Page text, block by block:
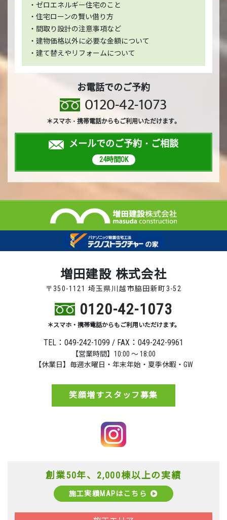
・ゼロエネルギー住宅のこと
・住宅ローンの賢い借り方
・間取り設計の注意事項など
・建物価格以外に必要な金額について
・建て替えやリフォームについて
お電話でのご予約
0120-42-1073
＊スマホ・携帯電話からもご利用いただけます。
メールでのご予約・ご相談
24時間OK
増田建設 株式会社
〒350-1121 埼玉県川越市脇田新町3-52
0120-42-1073
＊スマホ・携帯電話からもご利用いただけます。
TEL：049-242-1099 / FAX：049-242-9961
【営業時間】10:00 ～ 18:00
【休業日】毎週水曜日・年末年始・夏季休暇・GW
笑顔増すスタッフ募集
創業50年、2,000棟以上の実績
施工実績MAPはこちら